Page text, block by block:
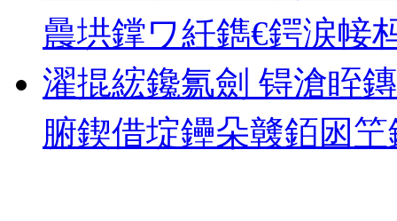
曟垬鐣ワ紝鐫€鍔涙帹
濯掍綋鑱氱劍 锝滄眰
腑鍥借埞鑸朵竷銆囦